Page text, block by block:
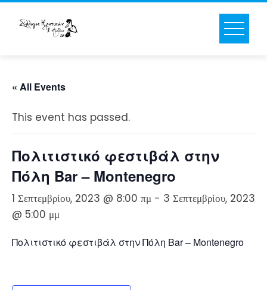
Skip
« All Events
This event has passed.
Πολιτιστικό φεστιβάλ στην
Πόλη Bar – Montenegro
1 Σεπτεμβρίου, 2023 @ 8:00 πμ - 3 Σεπτεμβρίου, 2023
@ 5:00 μμ
Πολιτιστικό φεστιβάλ στην Πόλη Bar – Montenegro